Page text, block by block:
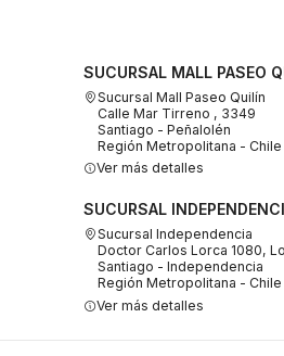
SUCURSAL MALL PASEO
Sucursal Mall Paseo Quilín
Calle Mar Tirreno , 3349
Santiago - Peñalolén
Región Metropolitana - Chile
Ver más detalles
SUCURSAL
Sucursal Independencia
Doctor Carlos Lorca 1080,
Santiago - Independencia
Región Metropolitana - Chile
Ver más detalles